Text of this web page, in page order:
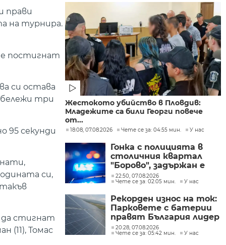
прави
на турнира.
постигнат
си остава
три
95 секунди
си,
да стигнат
(11), Томас
Жестокото убийство в Пловдив:
Младежите са били Георги повече
от...
18:08, 07.08.2026 Чете се за: 04:55 мин. У нас
Гонка с полицията в
столичния квартал
"Борово", задържан е
мъж, у когото са
намерени 460 000 евро
22:50, 07.08.2026
Чете се за: 02:05 мин.
У нас
Рекорден износ на ток:
Парковете с батерии
правят България лидер
на пазара
20:28, 07.08.2026
Чете се за: 05:42 мин.
У нас